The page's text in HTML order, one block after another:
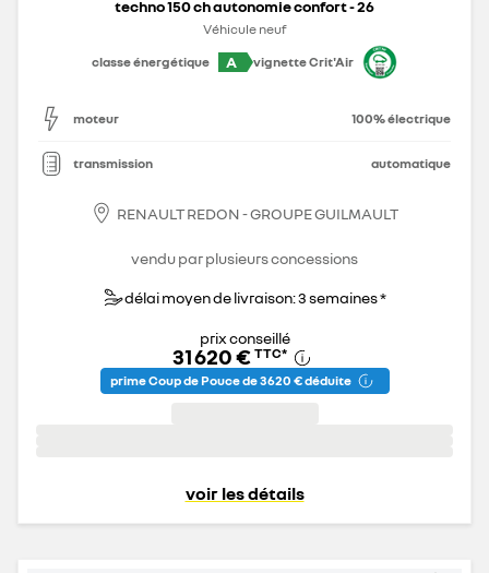
techno 150 ch autonomie confort - 26
Véhicule neuf
classe énergétique
A vignette Crit'Air
moteur 100% électrique
transmission automatique
RENAULT REDON - GROUPE GUILMAULT
vendu par plusieurs concessions
délai moyen de livraison: 3 semaines *
prix conseillé
31 620 € TTC*
prime Coup de Pouce de 3 620 € déduite
voir les détails